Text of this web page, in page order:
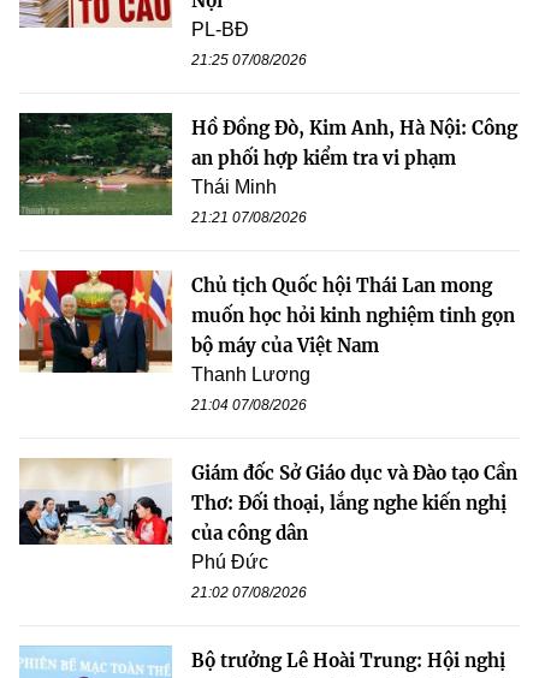
PL-BĐ
21:25 07/08/2026
Hồ Đồng Đò, Kim Anh, Hà Nội: Công
an phối hợp kiểm tra vi phạm
Thái Minh
21:21 07/08/2026
Chủ tịch Quốc hội Thái Lan mong
muốn học hỏi kinh nghiệm tinh gọn
bộ máy của Việt Nam
Thanh Lương
21:04 07/08/2026
Giám đốc Sở Giáo dục và Đào tạo Cần
Thơ: Đối thoại, lắng nghe kiến nghị
của công dân
Phú Đức
21:02 07/08/2026
Bộ trưởng Lê Hoài Trung: Hội nghị